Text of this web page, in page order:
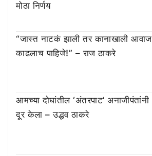
मोठा निर्णय
“जास्त नाटकं झाली तर कानाखाली आवाज
काढलाच पाहिजे!” – राज ठाकरे
आमच्या दोघांतील ‘अंतरपाट’ अनाजीपंतांनी
दूर केला – उद्धव ठाकरे